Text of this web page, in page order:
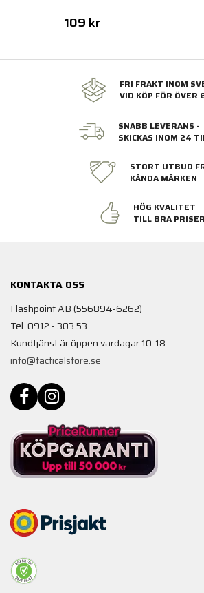
109 kr
FRI FRAKT INOM
VID KÖP FÖR
SNABB LEVERANS -
SKICKAS INOM 24
STORT UTBUD
KÄNDA MÄRKEN
HÖG KVALITET
TILL BRA
KONTAKTA OSS
Flashpoint AB (556894-6262)
Tel. 0912 - 303 53
Kundtjänst är öppen vardagar 10-18
info@tacticalstore.se